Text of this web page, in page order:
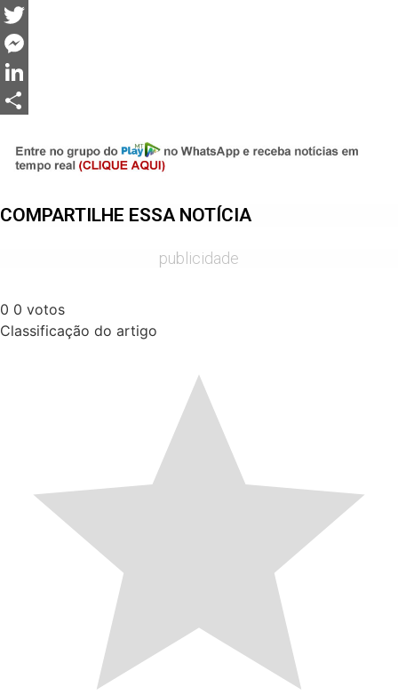
Facebook
Twitter
Messenger
LinkedIn
COMPARTILHE ESSA NOTÍCIA
publicidade
0 0 votos
Classificação do artigo